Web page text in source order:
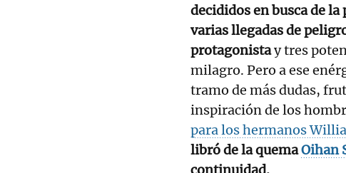
decididos en busca de
varias llegadas de
protagonistay tres
milagro. Pero a ese
tramo de más dudas,
inspiración de los
para los hermanos
libró de la quemaOihan